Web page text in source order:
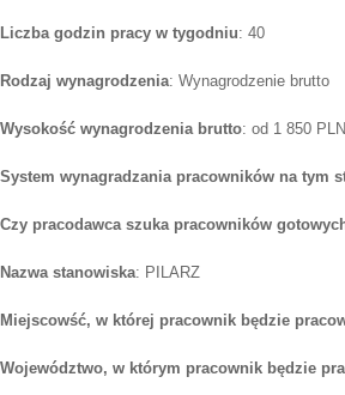
Liczba godzin pracy w tygodniu: 40
Rodzaj wynagrodzenia: Wynagrodzenie brutto
Wysokość wynagrodzenia brutto: od 1 850 PLN
System wynagradzania pracowników na tym
Czy pracodawca szuka pracowników
Nazwa stanowiska: PILARZ
Miejscowść, w której pracownik będzie
Województwo, w którym pracownik będzie